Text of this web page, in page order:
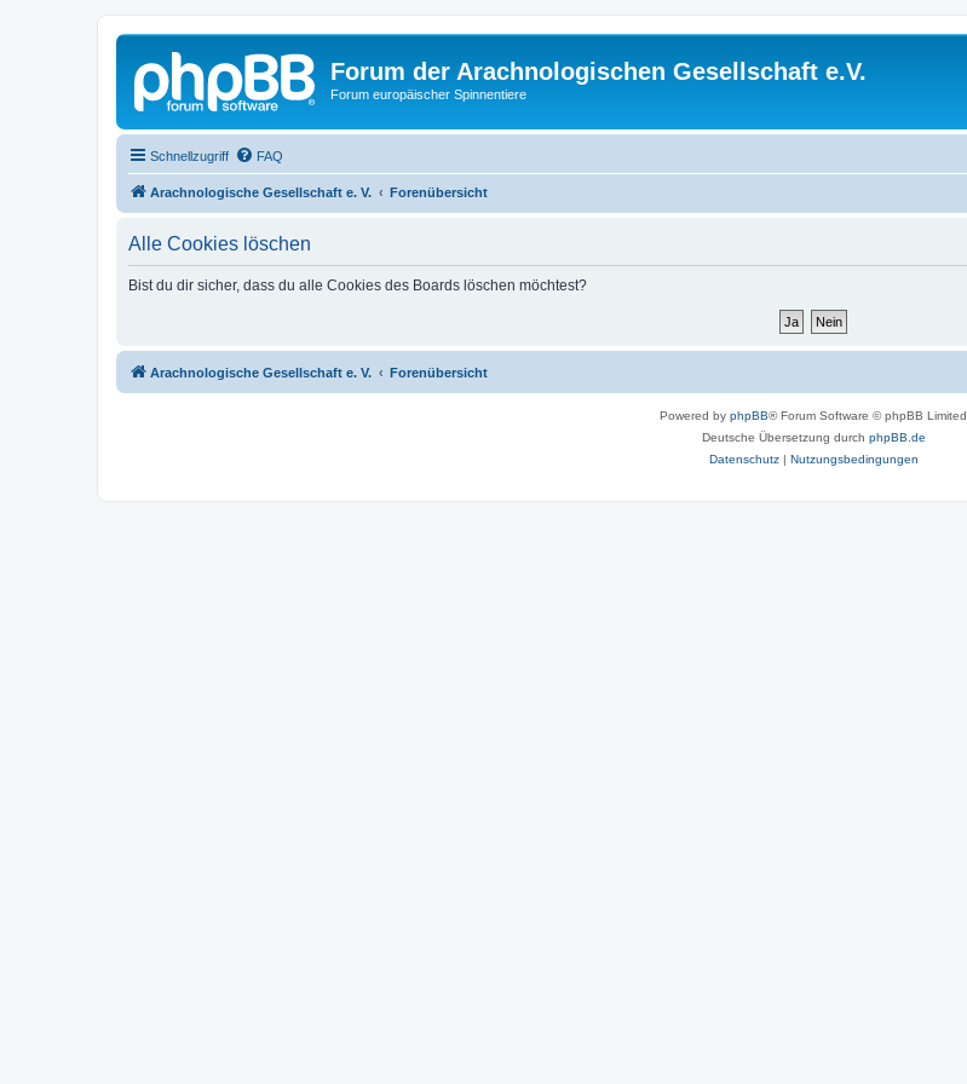
Forum der Arachnologischen Gesellschaft e.V.
Forum europäischer Spinnentiere
Schnellzugriff FAQ
Arachnologische Gesellschaft e. V. Forenübersicht
Alle Cookies löschen
Bist du dir sicher, dass du alle Cookies des Boards löschen möchtest?
Arachnologische Gesellschaft e. V. Forenübersicht
Powered by phpBB® Forum Software © phpBB Limited
Deutsche Übersetzung durch phpBB.de
Datenschutz| Nutzungsbedingungen